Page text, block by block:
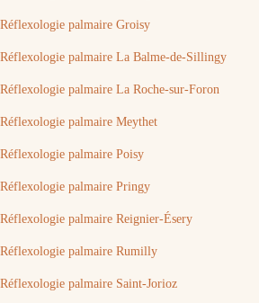
Réflexologie palmaire Groisy
Réflexologie palmaire La Balme-de-Sillingy
Réflexologie palmaire La Roche-sur-Foron
Réflexologie palmaire Meythet
Réflexologie palmaire Poisy
Réflexologie palmaire Pringy
Réflexologie palmaire Reignier-Ésery
Réflexologie palmaire Rumilly
Réflexologie palmaire Saint-Jorioz